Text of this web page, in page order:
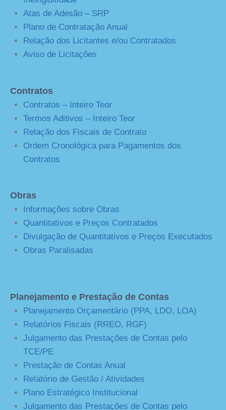
Atas de Adesão – SRP
Plano de Contratação Anual
Relação dos Licitantes e/ou Contratados
Aviso de Licitações
Contratos
Contratos – Inteiro Teor
Termos Aditivos – Inteiro Teor
Relação dos Fiscais de Contrato
Ordem Cronológica para Pagamentos dos
Contratos
Obras
Informações sobre Obras
Quantitativos e Preços Contratados
Divulgação de Quantitativos e Preços Executados
Obras Paralisadas
Planejamento e Prestação de Contas
Planejamento Orçamentário (PPA, LDO, LOA)
Relatórios Fiscais (RREO, RGF)
Julgamento das Prestações de Contas pelo
TCE/PE
Prestação de Contas Anual
Relatório de Gestão / Atividades
Plano Estratégico Institucional
Julgamento das Prestações de Contas pelo